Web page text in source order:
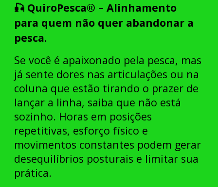
🎣 QuiroPesca® – Alinhamento
para quem não quer abandonar a
pesca.
Se você é apaixonado pela pesca, mas
já sente dores nas articulações ou na
coluna que estão tirando o prazer de
lançar a linha, saiba que não está
sozinho. Horas em posições
repetitivas, esforço físico e
movimentos constantes podem gerar
desequilíbrios posturais e limitar sua
prática.